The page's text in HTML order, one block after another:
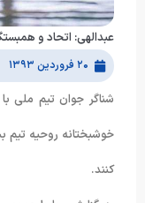
عبدالهی: اتحاد و
۲۰ فروردین ۱۳۹۳
شناگر جوان تیم ملی با
خوشبختانه روحیه تیم
کنند.